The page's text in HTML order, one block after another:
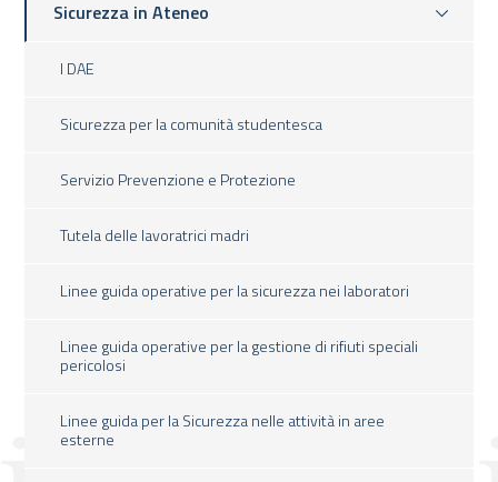
Sicurezza in Ateneo
I DAE
Sicurezza per la comunità studentesca
Servizio Prevenzione e Protezione
Tutela delle lavoratrici madri
Linee guida operative per la sicurezza nei laboratori
Linee guida operative per la gestione di rifiuti speciali
pericolosi
Linee guida per la Sicurezza nelle attività in aree
esterne